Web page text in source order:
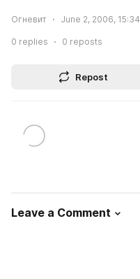
Огневит June 2, 2006, 15:34
0 replies 0 reposts
Repost
Leave a Comment